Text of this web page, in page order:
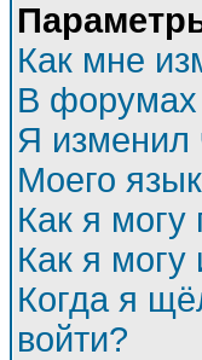
Как мне
В форумах
Я изменил
Моего
Как я могу
Как я могу
Когда я
войти?